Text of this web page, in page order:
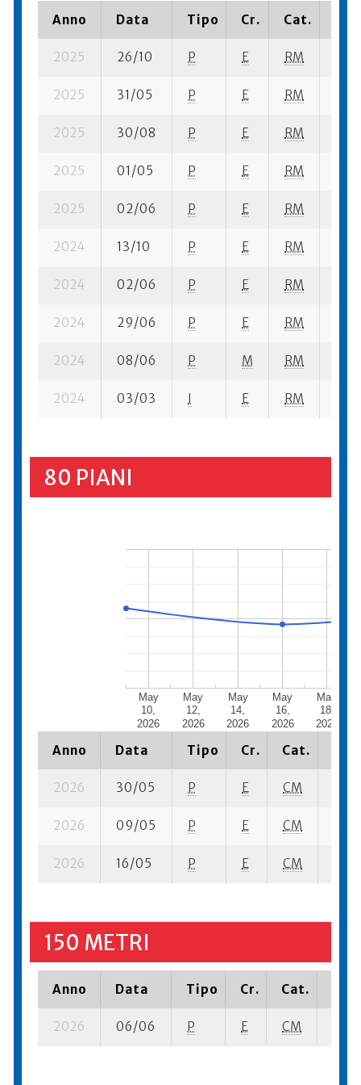
Anno Data Tipo Cr. Cat.
2025 26/10 P E RM
2025 31/05 P E RM
2025 30/08 P E RM
2025 01/05 P E RM
2025 02/06 P E RM
2024 13/10 P E RM
2024 02/06 P E RM
2024 29/06 P E RM
2024 08/06 P M RM
2024 03/03 I E RM
80 PIANI
May
10,
2026
May
12,
2026
May
14,
2026
May
16,
2026
May
18,
2026
Anno Data Tipo Cr. Cat.
2026 30/05 P E CM
2026 09/05 P E CM
2026 16/05 P E CM
150 METRI
Anno Data Tipo Cr. Cat.
2026 06/06 P E CM